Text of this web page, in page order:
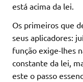
está acima da lei.
Os primeiros que
seus aplicadores:
função exige-lhes
constante da lei,
este o passo